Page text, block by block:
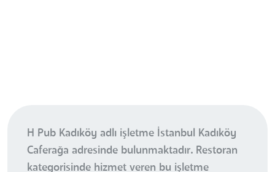
H Pub Kadıköy adlı işletme İstanbul Kadıköy
Caferağa adresinde bulunmaktadır. Restoran
kategorisinde hizmet veren bu işletme